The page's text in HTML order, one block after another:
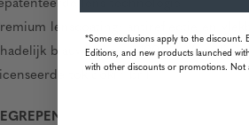
lens technologie
lenscoating: antireflectie en
blauw licht en 100% UV-straling
tokidoki® bril
*Some exclusions apply to the discount.
Editions, and new products launched
with other discounts or promotions. Not